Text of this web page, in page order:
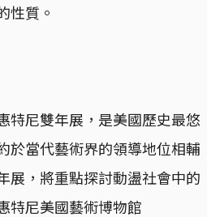
性質。
特尼雙年展，是美國歷史最悠
於當代藝術界的領導地位相輔
展，將重點探討動盪社會中的
特尼美國藝術博物館